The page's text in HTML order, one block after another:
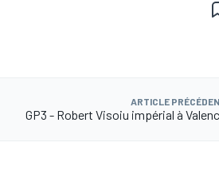
ARTICLE
GP3 - Robert Visoiu impérial à